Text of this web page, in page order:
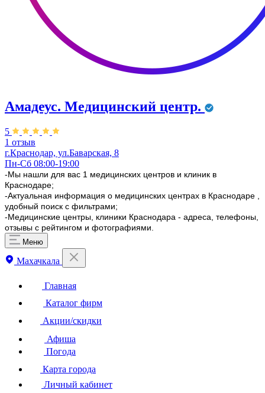
Амадеус. Медицинский центр.
5
1 отзыв
г.Краснодар, ул.Баварская, 8
Пн-Сб 08:00-19:00
-Мы нашли для вас 1 медицинских центров и клиник в
Краснодаре;
-Актуальная информация о медицинских центрах в Краснодаре ,
удобный поиск с фильтрами;
-Медицинские центры, клиники Краснодара - адреса, телефоны,
отзывы с рейтингом и фотографиями.
Меню
Махачкала
Главная
Каталог фирм
Акции/скидки
Афиша
Погода
Карта города
Личный кабинет